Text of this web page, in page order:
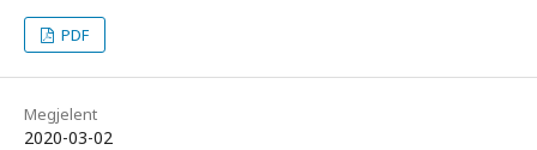
PDF
Megjelent
2020-03-02